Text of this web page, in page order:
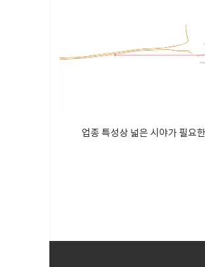
업종 특성상 넓은 시야가 필요